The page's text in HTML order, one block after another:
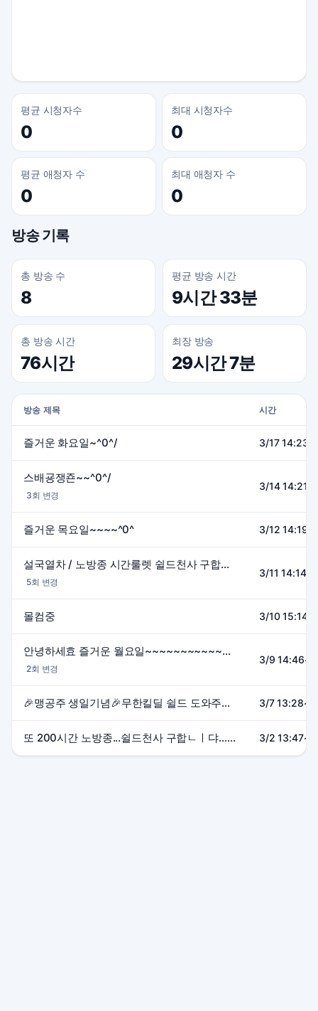
평균 시청자수
0
최대 시청자수
0
평균 애청자 수
0
최대 애청자 수
0
방송 기록
총 방송 수
8
평균 방송 시간
9시간 33분
총 방송 시간
76시간
최장 방송
29시간 7분
방송 제목 시간
즐거운 화요일~^0^/ 3/17
스배굥쟁죤~~^0^/
3회 변경
3/14
즐거운 목요일~~~~^0^ 3/12
설국열차 / 노방종 시간룰렛 쉴드천사 구합니댜ㅠ_ㅠ
5회 변경
3/11
몰컴중 3/10
안녕하세효 즐거운 월요일~~~~~~~~~~~~~(＾∀＾●)
2회 변경
3/9
🎉맹공주 생일기념🎉무한킬딜 쉴드 도와주세효(＾∀＾●) 3/7
또 200시간 노방종...쉴드천사 구합ㄴㅣ댜...(┬┬﹏┬┬) 3/2